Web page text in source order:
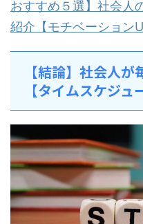
おすすめ５選】社会人
紹介【モチベーション
【結論】社会人
【タイムスケジュ